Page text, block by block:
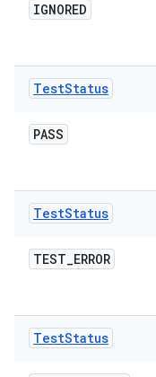
IGNORED
TestStatus
PASS
TestStatus
TEST_ERROR
TestStatus